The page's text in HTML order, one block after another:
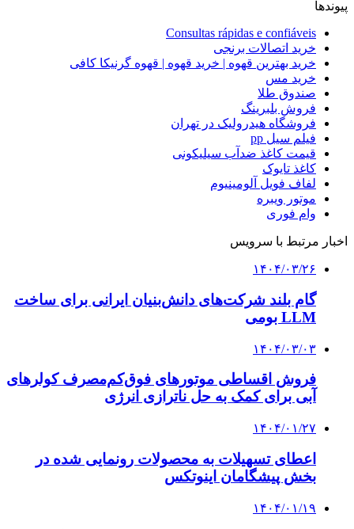
پیوندها
Consultas rápidas e confiáveis
خرید اتصالات برنجی
خرید بهترین قهوه | خرید قهوه | قهوه گرنیکا کافی
خرید مس
صندوق طلا
فروش بلبرینگ
فروشگاه هیدرولیک در تهران
فیلم سیل pp
قیمت کاغذ ضدآب سیلیکونی
کاغذ تایوک
لفاف فویل آلومینیوم
موتور ویبره
وام فوری
اخبار مرتبط با سرویس
۱۴۰۴/۰۳/۲۶
گام بلند شرکت‌های دانش‌بنیان ایرانی برای ساخت
LLM بومی
۱۴۰۴/۰۳/۰۳
فروش اقساطی موتورهای فوق‌کم‌مصرف کولرهای
آبی برای کمک به حل ناترازی انرژی
۱۴۰۴/۰۱/۲۷
اعطای تسهیلات به محصولات رونمایی شده در
بخش پیشگامان اینوتکس
۱۴۰۴/۰۱/۱۹